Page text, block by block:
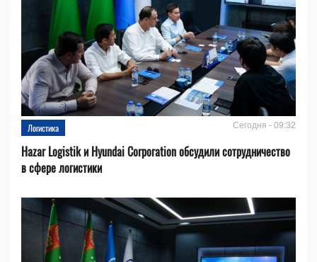
Логистика Сегодня - 09:32
Hazar Logistik и Hyundai Corporation обсудили сотрудничество
в сфере логистики